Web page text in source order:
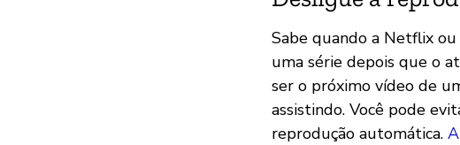
Sabe quando a Netflix
uma série depois que o
ser o próximo vídeo de
assistindo. Você pode
reprodução automática.